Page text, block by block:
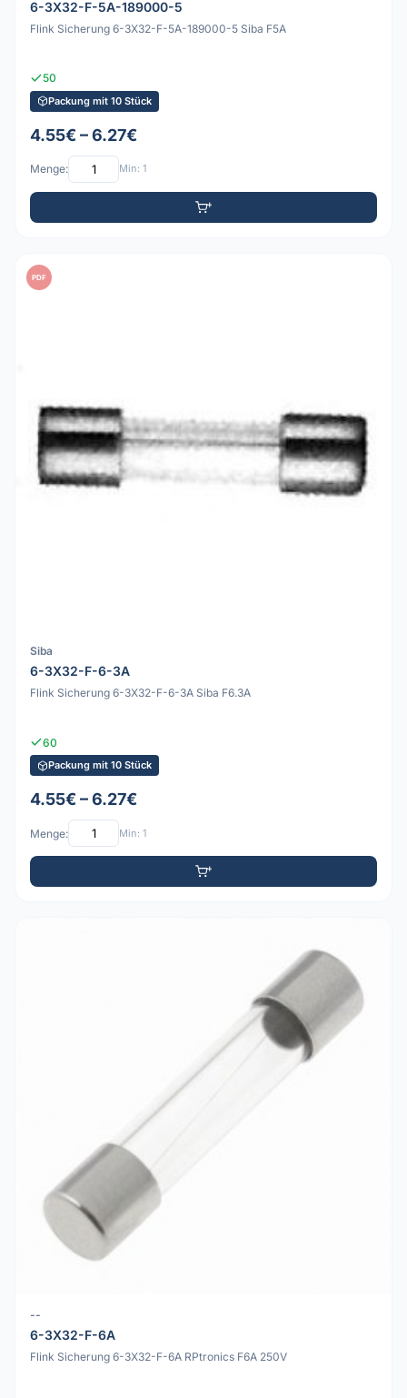
6-3X32-F-5A-189000-5
Flink Sicherung 6-3X32-F-5A-189000-5 Siba F5A
50
Packung mit 10 Stück
4.55€ – 6.27€
Menge: Min: 1
PDF
Siba
6-3X32-F-6-3A
Flink Sicherung 6-3X32-F-6-3A Siba F6.3A
60
Packung mit 10 Stück
4.55€ – 6.27€
Menge: Min: 1
--
6-3X32-F-6A
Flink Sicherung 6-3X32-F-6A RPtronics F6A 250V